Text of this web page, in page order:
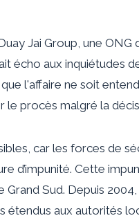
Jai Group, une
écho aux inquiétudes
l'affaire ne soit
le procès malgré la
car les forces de
d’impunité. Cette
Sud. Depuis
étendus aux autorités